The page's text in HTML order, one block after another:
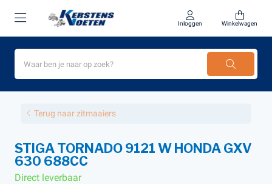
Inloggen Winkelwagen
Terug naar zitmaaiers
STIGA TORNADO 9121 W HONDA GXV
630 688CC
Direct leverbaar